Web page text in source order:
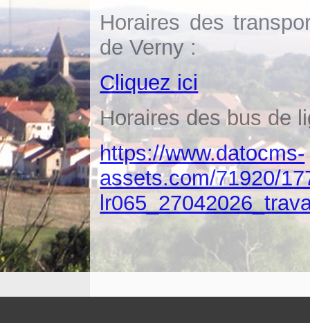
Horaires des
de Verny :
Cliquez ici
Horaires des bus de
https://www.datocms-
assets.com/71920/